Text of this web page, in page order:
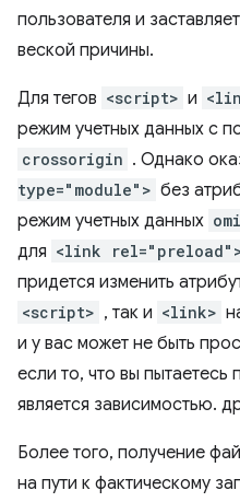
пользователя и
веской причины.
Для тегов <script> и
режим учетных данных с
crossorigin . Однако
type="module"> без
режим учетных данных
для <link
придется изменить
<script> , так и <link>
и у вас может не быть
если то, что вы пытаетесь
является зависимостью.
Более того, получение
на пути к фактическому